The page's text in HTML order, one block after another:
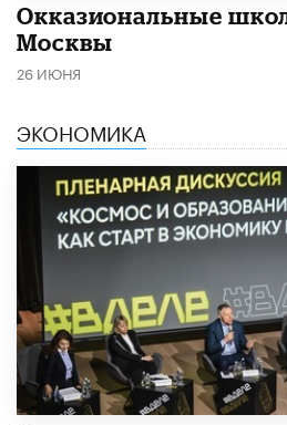
​Окказиональные
Москвы
26 ИЮНЯ
ЭКОНОМИКА